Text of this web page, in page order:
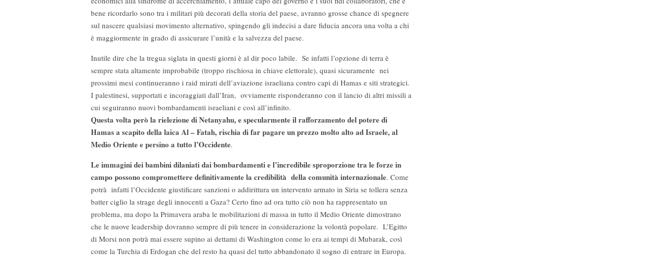
bene ricordarlo sono tra i militari più decorati della storia del paese, avranno grosse chance di spegnere
sul nascere qualsiasi movimento alternativo, spingendo gli indecisi a dare fiducia ancora una volta a chi
è maggiormente in grado di assicurare l’unità e la salvezza del paese.
Inutile dire che la tregua siglata in questi giorni è al dir poco labile. Se infatti l’opzione di terra è
sempre stata altamente improbabile (troppo rischiosa in chiave elettorale), quasi sicuramente nei
prossimi mesi continueranno i raid mirati dell’aviazione israeliana contro capi di Hamas e siti strategici.
I palestinesi, supportati e incoraggiati dall’Iran, ovviamente risponderanno con il lancio di altri missili a
cui seguiranno nuovi bombardamenti israeliani e così all’infinito.
Questa volta però la rielezione di Netanyahu, e specularmente il rafforzamento del potere di
Hamas a scapito della laica Al – Fatah, rischia di far pagare un prezzo molto alto ad Israele, al
Medio Oriente e persino a tutto l’Occidente.
Le immagini dei bambini dilaniati dai bombardamenti e l’incredibile sproporzione tra le forze in
campo possono compromettere definitivamente la credibilità della comunità internazionale. Come
potrà infatti l’Occidente giustificare sanzioni o addirittura un intervento armato in Siria se tollera senza
batter ciglio la strage degli innocenti a Gaza? Certo fino ad ora tutto ciò non ha rappresentato un
problema, ma dopo la Primavera araba le mobilitazioni di massa in tutto il Medio Oriente dimostrano
che le nuove leadership dovranno sempre di più tenere in considerazione la volontà popolare. L’Egitto
di Morsi non potrà mai essere supino ai dettami di Washington come lo era ai tempi di Mubarak, così
come la Turchia di Erdogan che del resto ha quasi del tutto abbandonato il sogno di entrare in Europa.